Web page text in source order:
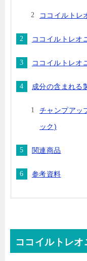
ココイルトレ
ココイルトレオ
ココイルトレオ
成分の含まれる
チャンプアッ
ック)
関連商品
参考資料
ココイルトレオ